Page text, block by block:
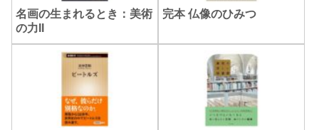
名画の生まれるとき：美術
の力II
完本 仏像のひみつ